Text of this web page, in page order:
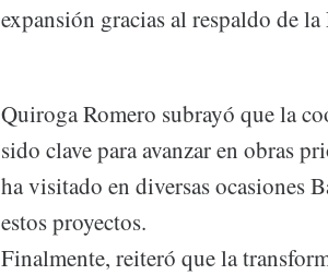
expansión gracias al respaldo de la
Quiroga Romero subrayó que la
sido clave para avanzar en obras
ha visitado en diversas ocasiones
estos proyectos.
Finalmente, reiteró que la